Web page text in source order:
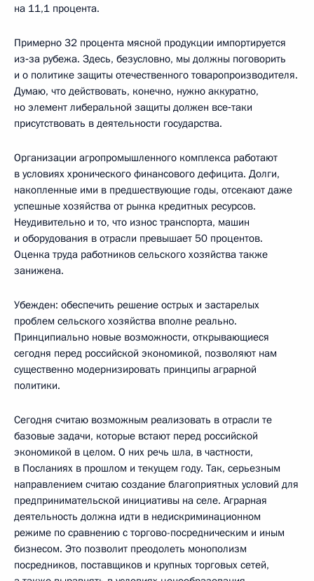
на 11,1 процента.
Примерно 32 процента мясной продукции импортируется
из‑за рубежа. Здесь, безусловно, мы должны поговорить
и о политике защиты отечественного товаропроизводителя.
Думаю, что действовать, конечно, нужно аккуратно,
но элемент либеральной защиты должен все‑таки
присутствовать в деятельности государства.
Организации агропромышленного комплекса работают
в условиях хронического финансового дефицита. Долги,
накопленные ими в предшествующие годы, отсекают даже
успешные хозяйства от рынка кредитных ресурсов.
Неудивительно и то, что износ транспорта, машин
и оборудования в отрасли превышает 50 процентов.
Оценка труда работников сельского хозяйства также
занижена.
Убежден: обеспечить решение острых и застарелых
проблем сельского хозяйства вполне реально.
Принципиально новые возможности, открывающиеся
сегодня перед российской экономикой, позволяют нам
существенно модернизировать принципы аграрной
политики.
Сегодня считаю возможным реализовать в отрасли те
базовые задачи, которые встают перед российской
экономикой в целом. О них речь шла, в частности,
в Посланиях в прошлом и текущем году. Так, серьезным
направлением считаю создание благоприятных условий для
предпринимательской инициативы на селе. Аграрная
деятельность должна идти в недискриминационном
режиме по сравнению с торгово-посредническим и иным
бизнесом. Это позволит преодолеть монополизм
посредников, поставщиков и крупных торговых сетей,